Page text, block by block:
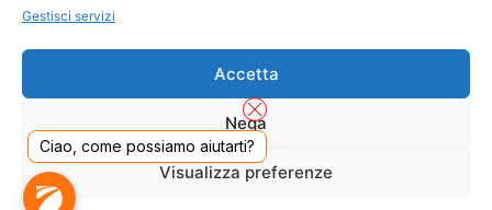
Gestisci servizi
Accetta
Nega
Visualizza preferenze
DADO S.R.L. Unipersonale - Viale Enrico Forlanini 23 - 20134 Milano (MI) - Italy
Ciao, come possiamo aiutarti?